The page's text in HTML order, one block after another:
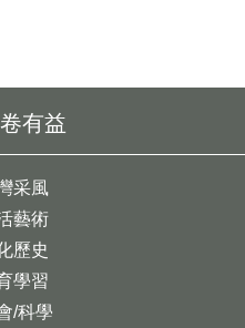
有益
采風
藝術
歷史
學習
/科學